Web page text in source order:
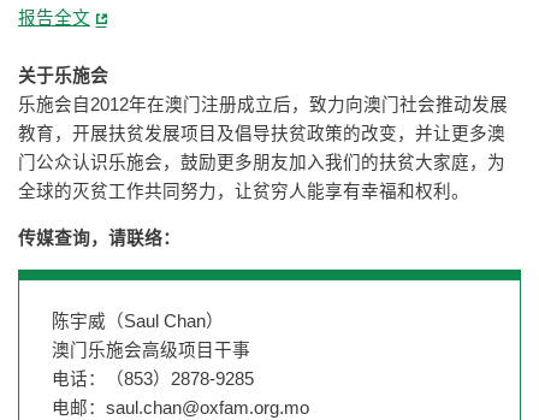
报告全文
关于乐施会
乐施会自2012年在澳门注册成立后，致力向澳门社会推动发展
教育，开展扶贫发展项目及倡导扶贫政策的改变，并让更多澳
门公众认识乐施会，鼓励更多朋友加入我们的扶贫大家庭，为
全球的灭贫工作共同努力，让贫穷人能享有幸福和权利。
传媒查询，请联络：
陈宇威（Saul Chan）
澳门乐施会高级项目干事
电话：（853）2878-9285
电邮：saul.chan@oxfam.org.mo